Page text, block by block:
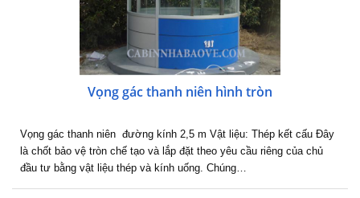
Vọng gác thanh niên hình tròn
Vọng gác thanh niên đường kính 2,5 m Vật liệu: Thép kết cấu Đây
là chốt bảo vệ tròn chế tạo và lắp đặt theo yêu cầu riêng của chủ
đầu tư bằng vật liệu thép và kính uống. Chúng…